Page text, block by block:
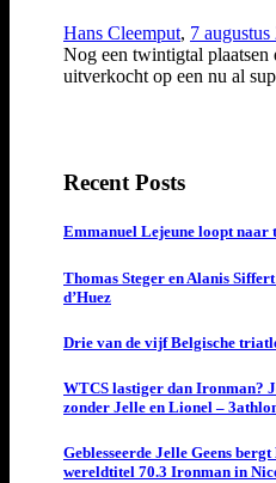
Hans Cleemput, 7 augustus
Nog een twintigtal
uitverkocht op een nu al
Recent Posts
Emmanuel Lejeune loopt naar
Thomas Steger en Alanis
d’Huez
Drie van de vijf Belgische
WTCS lastiger dan Ironman?
zonder Jelle en Lionel –
Geblesseerde Jelle Geens
wereldtitel 70.3 Ironman in